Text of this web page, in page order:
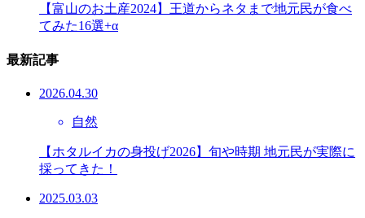
【富山のお土産2024】王道からネタまで地元民が食べ
てみた16選+α
最新記事
2026.04.30
自然
【ホタルイカの身投げ2026】旬や時期 地元民が実際に
採ってきた！
2025.03.03